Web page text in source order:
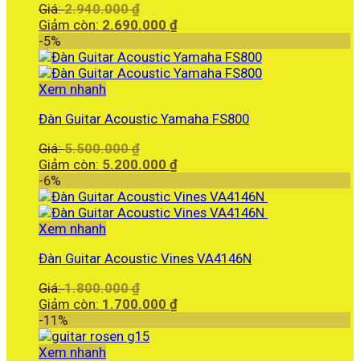
Giá:2.940.000₫
gốc
2.940.000 ₫.
Giảm còn: 2.690.000 ₫Giá
tại
là:
-5%
Xem nhanh
Đàn Guitar Acoustic Yamaha FS800
Giá:5.500.000₫
gốc
5.500.000 ₫.
Giảm còn: 5.200.000 ₫Giá
tại
là:
-6%
Xem nhanh
Đàn Guitar Acoustic Vines VA4146N
Giá:1.800.000₫
gốc
1.800.000 ₫.
Giảm còn: 1.700.000 ₫Giá
-11%
Xem nhanh